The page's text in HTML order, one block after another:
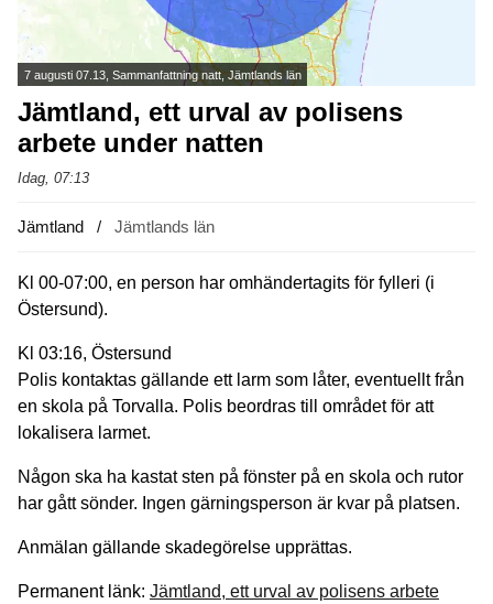
7 augusti 07.13, Sammanfattning natt, Jämtlands län
Jämtland, ett urval av polisens
arbete under natten
Idag, 07:13
Jämtland Jämtlands län
Kl 00-07:00, en person har omhändertagits för fylleri (i
Östersund).
Kl 03:16, Östersund
Polis kontaktas gällande ett larm som låter, eventuellt från
en skola på Torvalla. Polis beordras till området för att
lokalisera larmet.
Någon ska ha kastat sten på fönster på en skola och rutor
har gått sönder. Ingen gärningsperson är kvar på platsen.
Anmälan gällande skadegörelse upprättas.
Permanent länk: Jämtland, ett urval av polisens arbete